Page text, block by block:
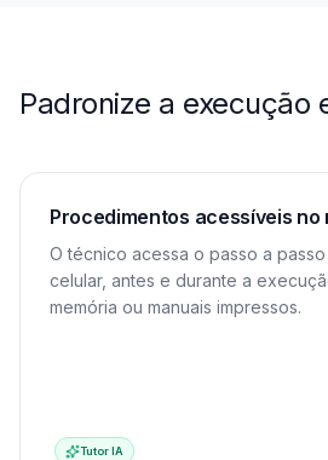
Padronize a execução
Procedimentos acessíveis no
O técnico acessa o passo a
celular, antes e durante a
memória ou manuais impressos.
Tutor IA